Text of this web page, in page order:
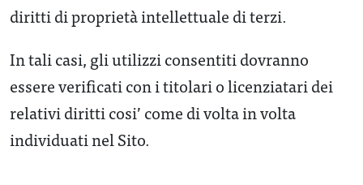
diritti di proprietà intellettuale di terzi.
In tali casi, gli utilizzi consentiti dovranno
essere verificati con i titolari o licenziatari dei
relativi diritti cosi’ come di volta in volta
individuati nel Sito.